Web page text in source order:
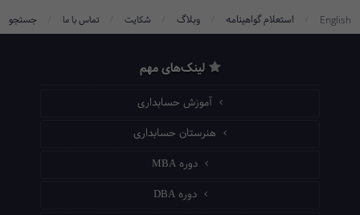
English استعلام گواهینامه وبلاگ شکایت تماس با ما جستجو
لینک‌های مهم
آموزش حسابداری
هنرستان حسابداری
دوره MBA
دوره DBA